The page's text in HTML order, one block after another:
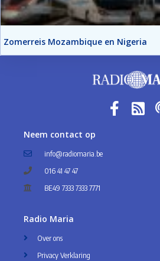
Zomerreis Mozambique en Nigeria
Neem contact op
info@radiomaria.be
016 41 47 47
BE49 7333 7333 7771
Radio Maria
Over ons
Privacy Verklaring